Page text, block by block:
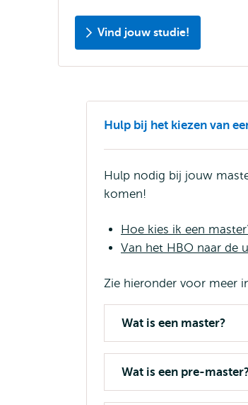
Vind jouw studie!
Hulp bij het kiezen van
Hulp nodig bij jouw
komen!
Hoe kies ik een
Van het HBO naar de
Zie hieronder voor meer
Wat is een master?
Wat is een pre-